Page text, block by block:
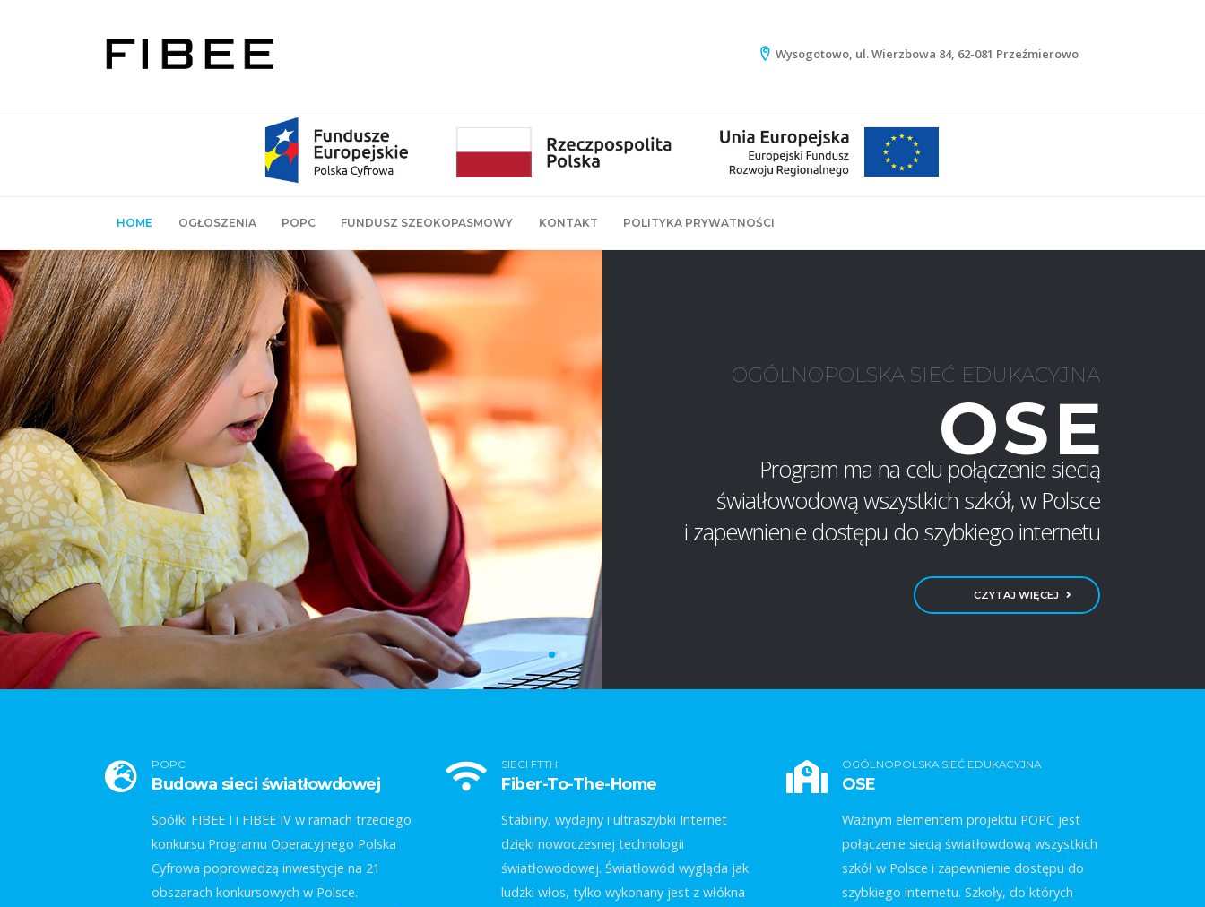
Wysogotowo, ul. Wierzbowa 84, 62-081 Przeźmierowo
HOME OGŁOSZENIA POPC FUNDUSZ SZEOKOPASMOWY KONTAKT POLITYKA PRYWATNOŚCI
OGÓLNOPOLSKA SIEĆ EDUKACYJNA
OSE
Program ma na celu połączenie siecią
światłowodową wszystkich szkół‚ w Polsce
i zapewnienie dostępu do szybkiego internetu
CZYTAJ WIĘCEJ
POPC
Budowa sieci światłowdowej
Spółki FIBEE I i FIBEE IV w ramach trzeciego
konkursu Programu Operacyjnego Polska
Cyfrowa poprowadzą inwestycje na 21
obszarach konkursowych w Polsce.
SIECI FTTH
Fiber-To-The-Home
Stabilny, wydajny i ultraszybki Internet
dzięki nowoczesnej technologii
światłowodowej. Światłowód wygląda jak
ludzki włos, tylko wykonany jest z włókna
OGÓLNOPOLSKA SIEĆ EDUKACYJNA
OSE
Ważnym elementem projektu POPC jest
połączenie siecią światłowdową wszystkich
szkół w Polsce i zapewnienie dostępu do
szybkiego internetu. Szkoły, do których